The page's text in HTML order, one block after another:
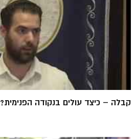
קבלה – כיצד עולים בנקודה הפנימית?